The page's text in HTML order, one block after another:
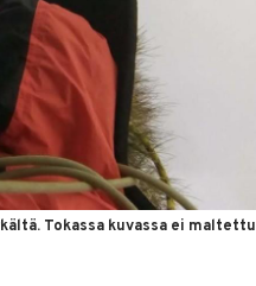
Tokassa kuvassa ei maltettu